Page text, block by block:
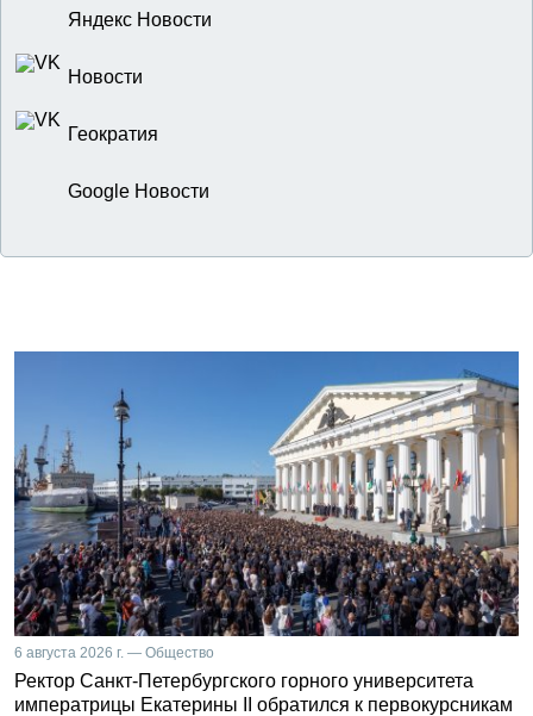
Яндекс Новости
Новости
Геократия
Google Новости
6 августа 2026 г. — Общество
Ректор Санкт-Петербургского горного университета
императрицы Екатерины II обратился к первокурсникам